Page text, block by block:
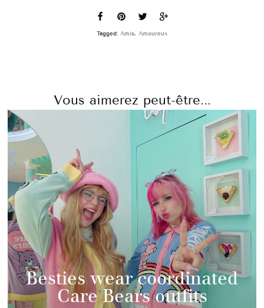
Tagged: Amis, Amoureux
Vous aimerez peut-être...
Besties wear coordinated
Care Bears outfits